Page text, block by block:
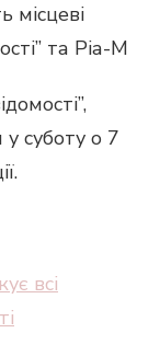
місцеві
та Ріа-М
суботу о 7
всі